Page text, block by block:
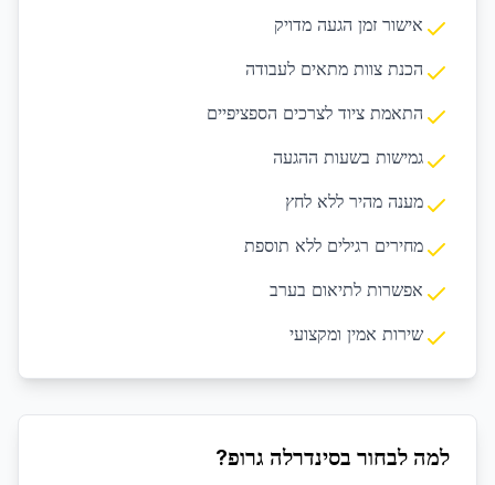
אישור זמן הגעה מדויק
הכנת צוות מתאים לעבודה
התאמת ציוד לצרכים הספציפיים
גמישות בשעות ההגעה
מענה מהיר ללא לחץ
מחירים רגילים ללא תוספת
אפשרות לתיאום בערב
שירות אמין ומקצועי
למה לבחור בסינדרלה גרופ?